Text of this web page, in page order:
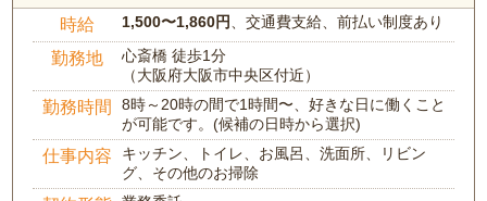
時給 1,500〜1,860円、交通費支給、前払い制度あり
勤務地
心斎橋 徒歩1分
（大阪府大阪市中央区付近）
勤務時間
8時～20時の間で1時間〜、好きな日に働くこと
が可能です。(候補の日時から選択)
仕事内容
キッチン、トイレ、お風呂、洗面所、リビン
グ、その他のお掃除